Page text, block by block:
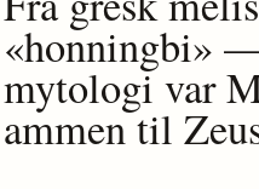
«honningbi»
mytologi var
ammen til